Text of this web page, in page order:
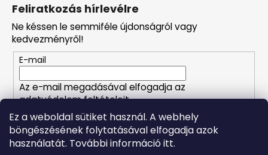
Ez a weboldal sütiket használ. A webhely
böngészésének folytatásával elfogadja azok
használatát. További információ itt.
Feliratkozás hírlevélre
Ne késsen le semmiféle újdonságról vagy
kedvezményről!
E-mail
Az e-mail megadásával elfogadja az
adatvédelem feltételeit.
FELIRATKOZÁS